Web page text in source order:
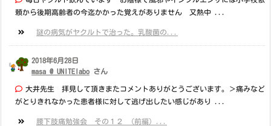
頼から後期高齢者の今迄かかった覚えがありません 又熱中 ...
謎の病気がヤクルトで治った。乳酸菌の...
2018年6月28日
masa @ UNITElabo さん
大井先生 拝見して頂きまたコメントありがとうございます。＞痛みなど
がとりきれなかった患者様に対して逃げ出したい感じがあり ...
腰下肢痛勉強会 その１２ （前編）...